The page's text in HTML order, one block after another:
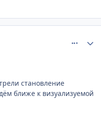
становление
ближе к визуализуемой